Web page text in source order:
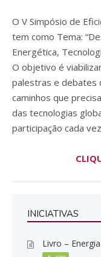
O V Simpósio de
tem como Tema:
Energética,
O objetivo é
palestras e debates
caminhos que
das tecnologias
participação cada
INICIATIVAS
Livro –